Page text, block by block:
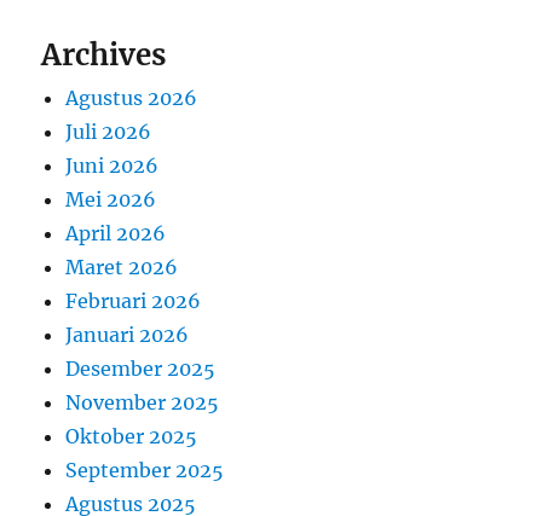
Archives
Agustus 2026
Juli 2026
Juni 2026
Mei 2026
April 2026
Maret 2026
Februari 2026
Januari 2026
Desember 2025
November 2025
Oktober 2025
September 2025
Agustus 2025